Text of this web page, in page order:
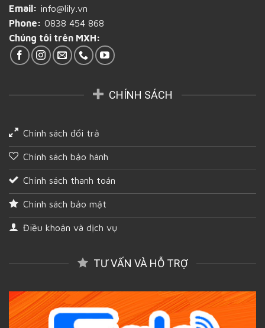
Email: info@lily.vn
Phone: 0838 454 868
Chúng tôi trên MXH:
CHÍNH SÁCH
Chính sách đổi trả
Chính sách bảo hành
Chính sách thanh toán
Chính sách bảo mật
Điều khoản và dịch vụ
TƯ VẤN VÀ HỖ TRỢ